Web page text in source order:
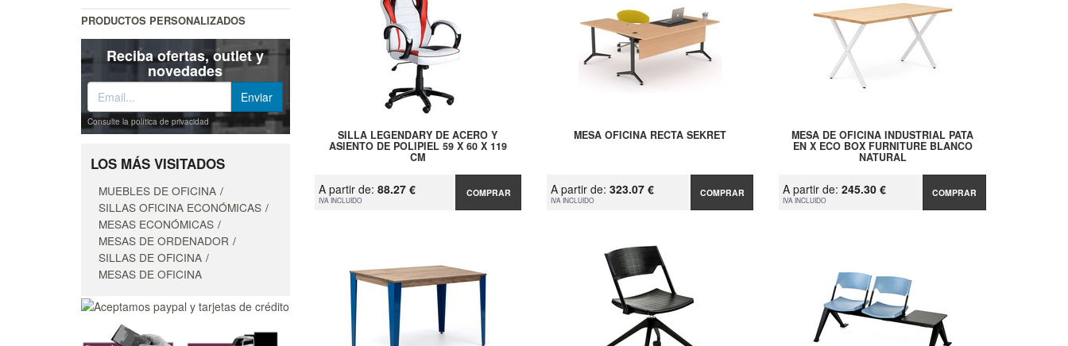
PRODUCTOS PERSONALIZADOS
Reciba ofertas, outlet y
novedades
Consulte la política de privacidad
LOS MÁS VISITADOS
MUEBLES DE OFICINA
SILLAS OFICINA ECONÓMICAS
MESAS ECONÓMICAS
MESAS DE ORDENADOR
SILLAS DE OFICINA
MESAS DE OFICINA
SILLA LEGENDARY DE ACERO Y
ASIENTO DE POLIPIEL 59 X 60 X 119
CM
A partir de: 88.27 €
IVA INCLUIDO
COMPRAR
MESA OFICINA RECTA SEKRET
A partir de: 323.07 €
IVA INCLUIDO
COMPRAR
MESA DE OFICINA INDUSTRIAL PATA
EN X ECO BOX FURNITURE BLANCO
NATURAL
A partir de:245.30 €
IVA INCLUIDO
COMPRAR